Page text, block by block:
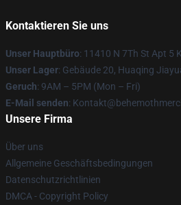
Kontaktieren Sie uns
Unser Hauptbüro: 11410 N 7Th St Apt 5
Unser Lager: Gebäude 20, Huaqing
Geruch: 9AM – 5PM (Mon – Fri)
E-Mail senden:
Unsere Firma
Über uns
Allgemeine Geschäftsbedingungen
Datenschutzrichtlinien
DMCA - Copyright Policy